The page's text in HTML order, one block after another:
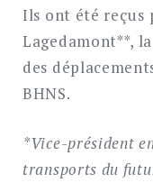
Ils ont été reçus
Lagedamont**,
des
BHNS.
*Vice-président
transports du